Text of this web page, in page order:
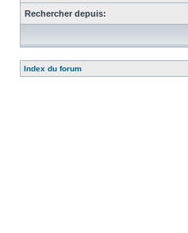
Rechercher depuis:
Index du forum